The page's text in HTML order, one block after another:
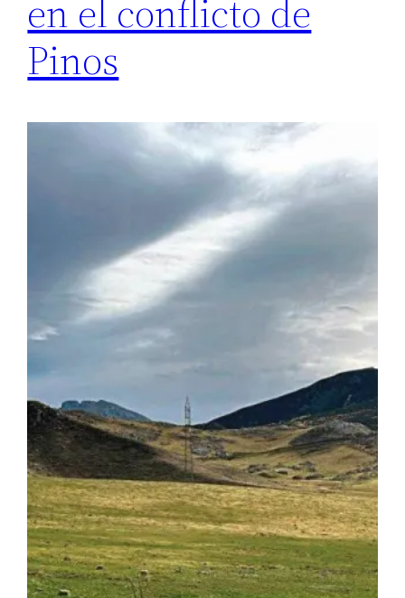
en el conflicto de
Pinos